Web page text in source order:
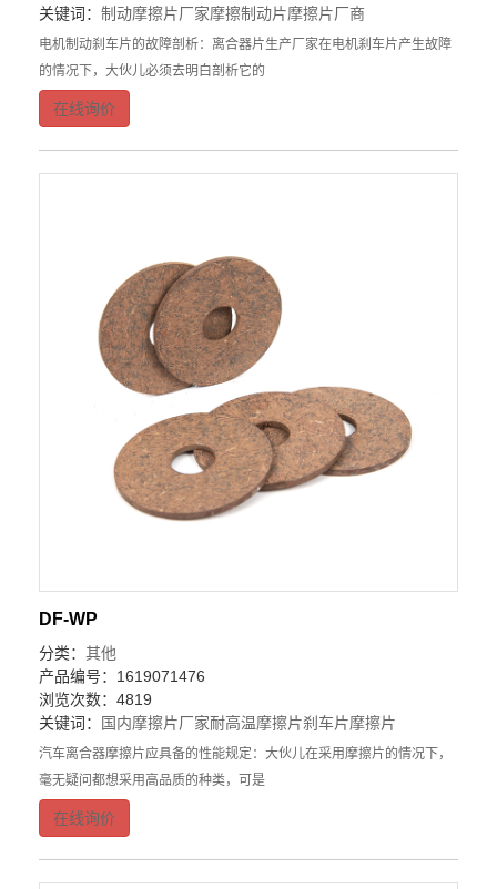
关键词： 制动摩擦片厂家摩擦制动片摩擦片厂商
电机制动刹车片的故障剖析：离合器片生产厂家在电机刹车片产生故障
的情况下，大伙儿必须去明白剖析它的
在线询价
DF-WP
分类： 其他
产品编号：1619071476
浏览次数：4819
关键词：
国内摩擦片厂家耐高温摩擦片刹车片摩擦片
汽车离合器摩擦片应具备的性能规定：大伙儿在采用摩擦片的情况下，
毫无疑问都想采用高品质的种类，可是
在线询价